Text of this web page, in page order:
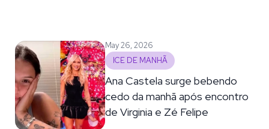
May 26, 2026
ICE DE MANHÃ
Ana Castela surge bebendo
cedo da manhã após encontro
de Virginia e Zé Felipe